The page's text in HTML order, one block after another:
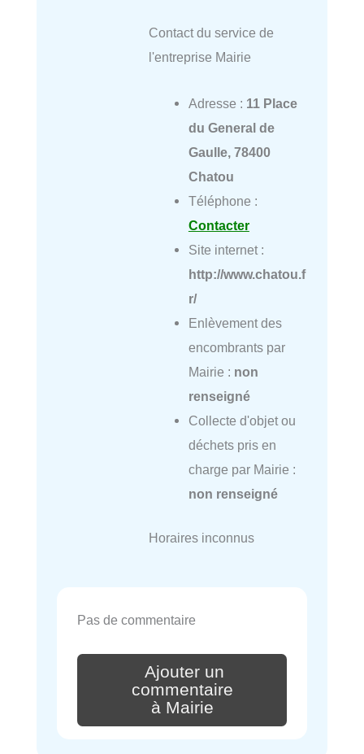
Contact du service de
l'entreprise Mairie
Adresse : 11 Place
du General de
Gaulle, 78400
Chatou
Téléphone :
Contacter
Site internet :
http://www.chatou.f
r/
Enlèvement des
encombrants par
Mairie : non
renseigné
Collecte d'objet ou
déchets pris en
charge par Mairie :
non renseigné
Horaires inconnus
Pas de commentaire
Ajouter un
commentaire
à Mairie